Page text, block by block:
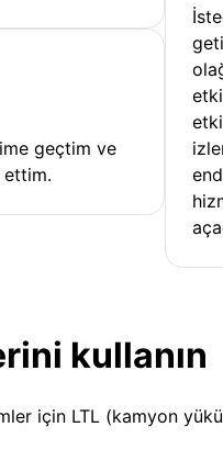
geçtim ve
ettim.
kullanın
için LTL (kamyon